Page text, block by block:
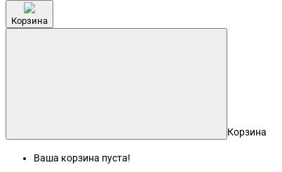
Корзина
Корзина
Ваша корзина пуста!